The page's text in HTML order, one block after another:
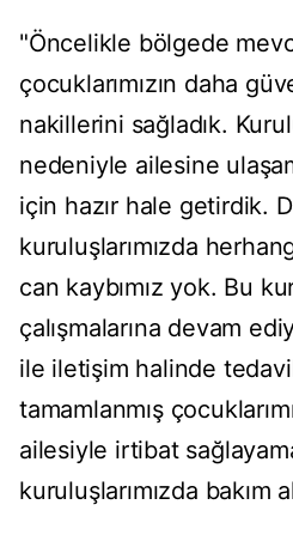
"Öncelikle bölgede
çocuklarımızın daha
nakillerini sağladık.
nedeniyle ailesine
için hazır hale getirdik.
kuruluşlarımızda
can kaybımız yok. Bu
çalışmalarına devam
ile iletişim halinde
tamamlanmış
ailesiyle irtibat
kuruluşlarımızda bakım